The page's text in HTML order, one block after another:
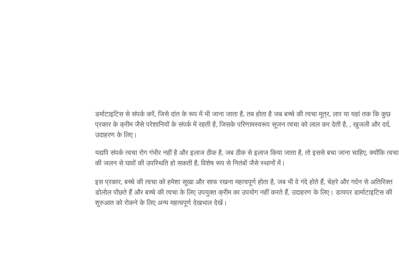
डर्माटाइटिस से संपर्क करें, जिसे दांत के रूप में भी जाना जाता है, तब होता है जब बच्चे की त्वचा मूत्र, लार या यहां तक ​​कि कुछ
प्रकार के क्रीम जैसे परेशानियों के संपर्क में रहती है, जिसके परिणामस्वरूप सूजन त्वचा को लाल कर देती है, , खुजली और दर्द,
उदाहरण के लिए।
यद्यपि संपर्क त्वचा रोग गंभीर नहीं है और इलाज ठीक है, जब ठीक से इलाज किया जाता है, तो इससे बचा जाना चाहिए, क्योंकि त्वचा
की जलन से घावों की उपस्थिति हो सकती है, विशेष रूप से नितंबों जैसे स्थानों में।
इस प्रकार, बच्चे की त्वचा को हमेशा सूखा और साफ रखना महत्वपूर्ण होता है, जब भी वे गंदे होते हैं, चेहरे और गर्दन से अतिरिक्त
डोलोल पोंछते हैं और बच्चे की त्वचा के लिए उपयुक्त क्रीम का उपयोग नहीं करते हैं, उदाहरण के लिए। डायपर डार्माटाइटिस की
शुरुआत को रोकने के लिए अन्य महत्वपूर्ण देखभाल देखें।